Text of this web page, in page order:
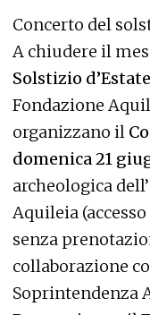
Concerto del
A chiudere il
Solstizio d’Estate
Fondazione
organizzano il
domenica 21
archeologica
Aquileia
senza
collaborazione
Soprintendenza